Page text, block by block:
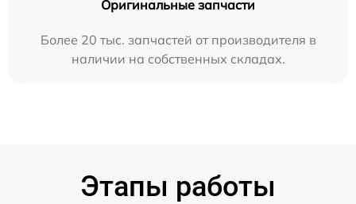
Оригинальные запчасти
Более 20 тыс. запчастей от производителя в
наличии на собственных складах.
Этапы работы